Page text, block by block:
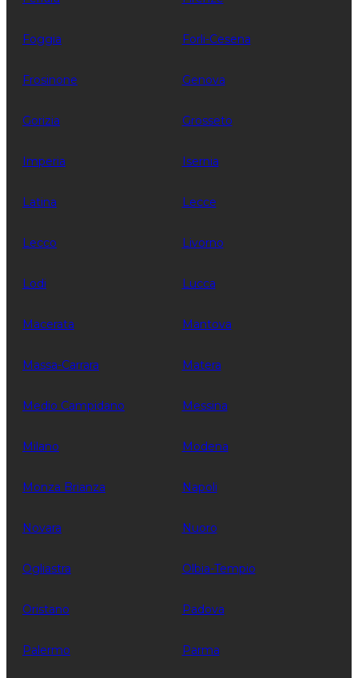
Foggia Forli-Cesena
Frosinone Genova
Gorizia Grosseto
Imperia Isernia
Latina Lecce
Lecco Livorno
Lodi Lucca
Macerata Mantova
Massa-Carrara Matera
Medio Campidano Messina
Milano Modena
Monza Brianza Napoli
Novara Nuoro
Ogliastra Olbia-Tempio
Oristano Padova
Palermo Parma